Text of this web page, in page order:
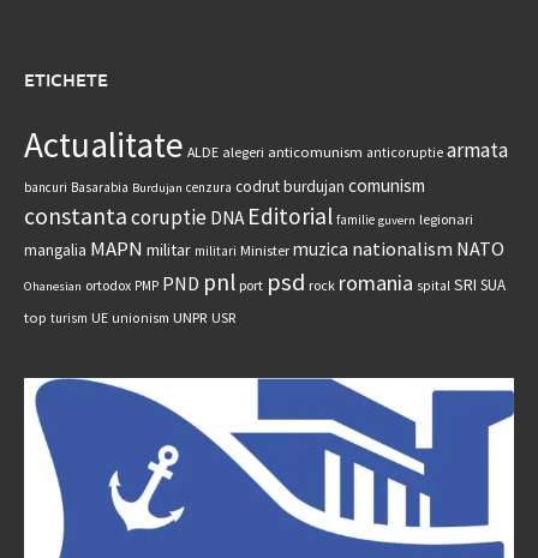
ETICHETE
Actualitate ALDE alegeri anticomunism anticoruptie armata
bancuri Basarabia Burdujan cenzura codrut burdujan comunism
constantacoruptie DNA Editorial familie guvern legionari
mangalia MAPN militar militari Minister muzica nationalism NATO
Ohanesian ortodox PMP PND pnl port psd rock romania spital SRI SUA
top turism UE unionism UNPR USR